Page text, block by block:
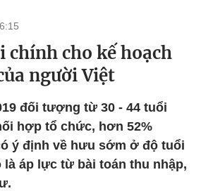
chính cho kế hoạch
người Việt
đối tượng từ 30 - 44 tuổi
hợp tổ chức, hơn 52%
ý định về hưu sớm ở độ tuổi
là áp lực từ bài toán thu nhập,